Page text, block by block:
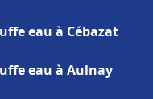
eau à Cébazat
eau à Aulnay